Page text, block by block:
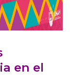
en el